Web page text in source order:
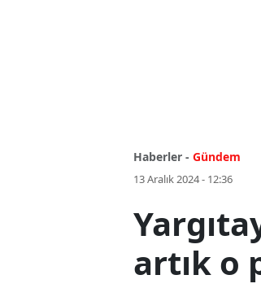
Haberler - Gündem
13 Aralık 2024 - 12:36
artık o